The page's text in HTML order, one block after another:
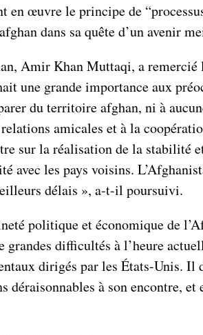
œuvre le principe de
dans sa quête d’un avenir
Amir Khan Muttaqi, a
une grande importance aux
du territoire afghan, ni à
amicales et à la
sur la réalisation de la stabilité
les pays voisins.
délais », a-t-il poursuivi.
politique et économique de
difficultés à l’heure
dirigés par les États-Unis.
à son encontre, et